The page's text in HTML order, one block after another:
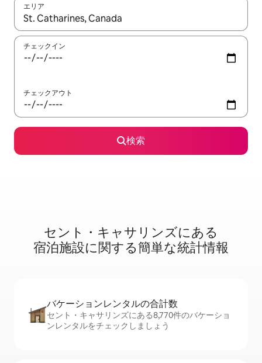
エリア
検索結果が表示されたら、上下の矢印キーを使って移動するか
チェックイン
チェックアウト
検索
セント・キャサリンズに⁠あ⁠る
宿⁠泊⁠施⁠設⁠に関⁠す⁠る簡⁠単⁠な統⁠計⁠情⁠報
バケーションレ⁠ン⁠タ⁠ル⁠の合⁠計⁠数
セント・キャサリンズにある8,770件のバケーショ
ンレンタルをチェックしましょう